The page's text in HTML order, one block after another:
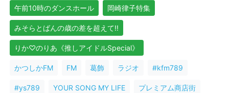
午前10時のダンスホール 岡崎律子特集
みそらとばんの歳の差を超えて!!
りか♡のりあ《推しアイドルSpecial》
かつしかFM FM 葛飾 ラジオ #kfm789
#ys789 YOUR SONG MY LIFE プレミアム商店街